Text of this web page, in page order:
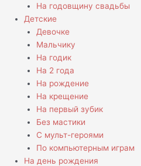
На годовщину свадьбы
Детские
Девочке
Мальчику
На годик
На 2 года
На рождение
На крещение
На первый зубик
Без мастики
С мульт-героями
По компьютерным играм
На день рождения